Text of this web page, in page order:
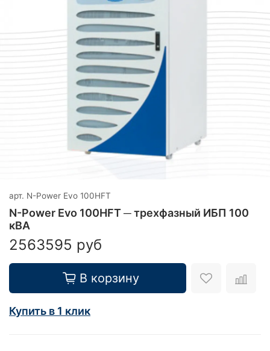
арт. N-Power Evo 100HFT
N-Power Evo 100HFT ─ трехфазный ИБП 100
кВА
2563595 руб
В корзину
Купить в 1 клик